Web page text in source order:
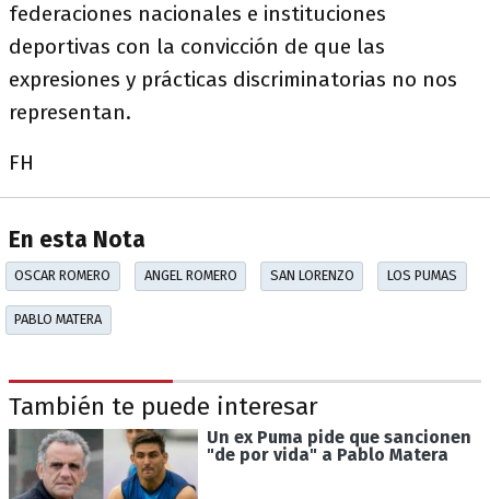
federaciones nacionales e instituciones
deportivas con la convicción de que las
expresiones y prácticas discriminatorias no nos
representan.
FH
En esta Nota
OSCAR ROMERO ANGEL ROMERO SAN LORENZO LOS PUMAS
PABLO MATERA
También te puede interesar
Un ex Puma pide que sancionen
"de por vida" a Pablo Matera